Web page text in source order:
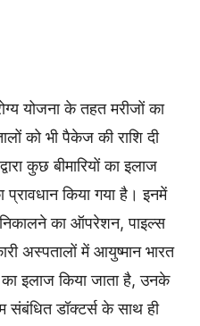
योजना के तहत मरीजों का
को भी पैकेज की राशि दी
कुछ बीमारियों का इलाज
प्रावधान किया गया है। इनमें
का ऑपरेशन, पाइल्स
अस्पतालों में आयुष्मान भारत
का इलाज किया जाता है, उनके
डॉक्टर्स के साथ ही